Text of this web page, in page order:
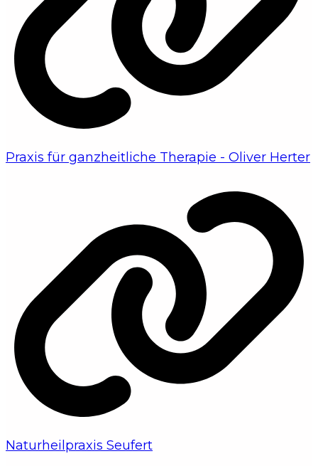
Praxis für ganzheitliche Therapie - Oliver Herter
Naturheilpraxis Seufert